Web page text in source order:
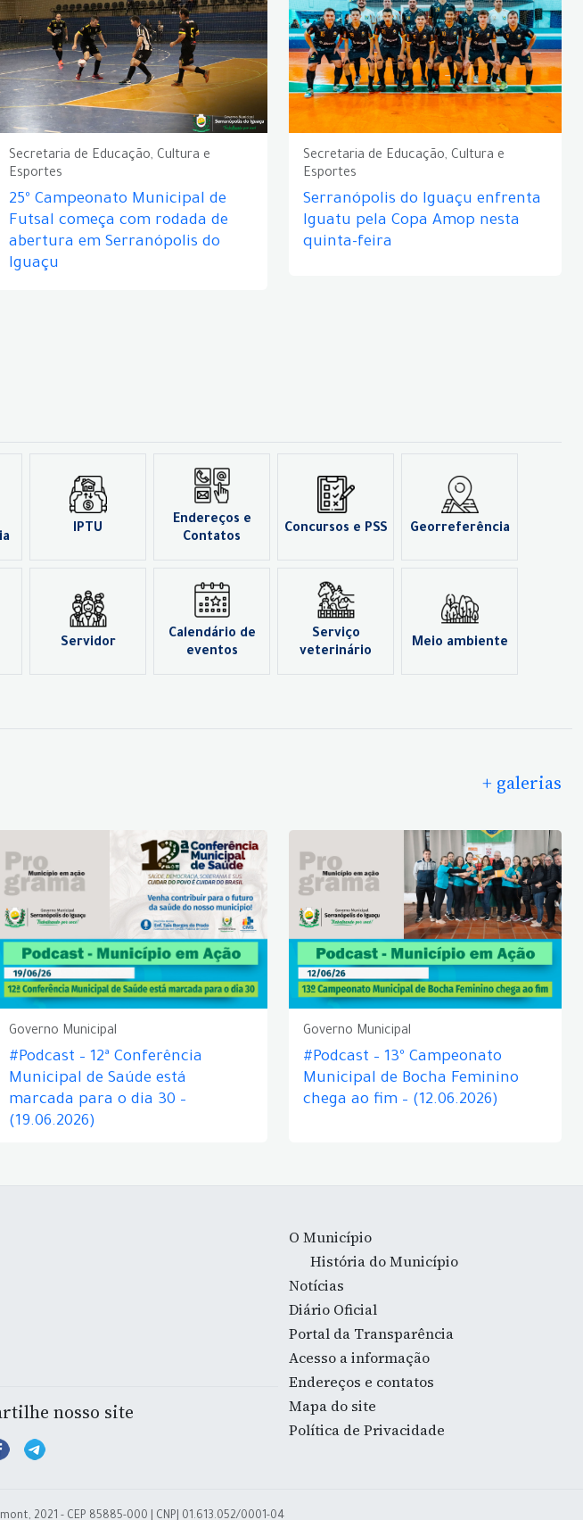
Secretaria de Educação, Cultura e
Esportes
25º Campeonato Municipal de
Futsal começa com rodada de
abertura em Serranópolis do
Iguaçu
Secretaria de Educação, Cultura e
Esportes
Serranópolis do Iguaçu enfrenta
Iguatu pela Copa Amop nesta
quinta-feira
IPTU
Endereços e
Contatos
Concursos e PSS Georreferência
Servidor
Calendário de
eventos
Serviço
veterinário
Meio ambiente
+ galerias
Governo Municipal
#Podcast – 12ª Conferência
Municipal de Saúde está
marcada para o dia 30 –
(19.06.2026)
Governo Municipal
#Podcast – 13º Campeonato
Municipal de Bocha Feminino
chega ao fim – (12.06.2026)
nosso site
O Município
História do Município
Notícias
Diário Oficial
Portal da Transparência
Acesso a informação
Endereços e contatos
Mapa do site
Política de Privacidade
2021 - CEP 85885-000 | CNPJ 01.613.052/0001-04